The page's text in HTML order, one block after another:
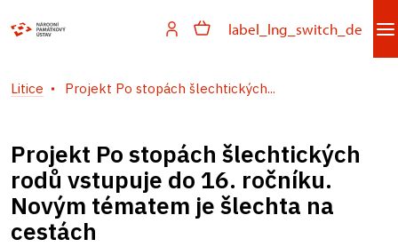
label_lng_switch_de
Litice Projekt Po stopách šlechtických...
Projekt Po stopách šlechtických
rodů vstupuje do 16. ročníku.
Novým tématem je šlechta na
cestách